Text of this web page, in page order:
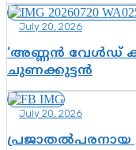
July 20, 2026
‘അണ്ണൻ വേൾഡ്
ചുണക്കുട്ടൻ
July 20, 2026
പ്രജാതൽപരനായ